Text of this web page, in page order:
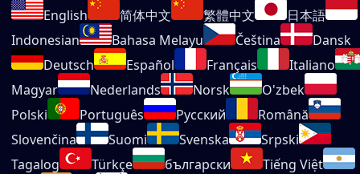
English 简体中文 繁體中文
日本語
Indonesian
Bahasa Melayu Čeština
Dansk
Deutsch
Español Français
Italiano
Magyar
Nederlands Norsk
O'zbek
Polski
Português Русский
Română
Slovenčina
Suomi Svenska
Srpski
Tagalog
Türkçe български
Tiếng Việt